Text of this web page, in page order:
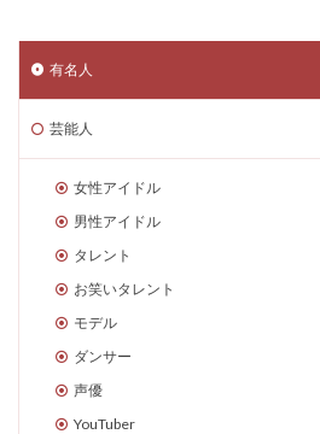
有名人
芸能人
女性アイドル
男性アイドル
タレント
お笑いタレント
モデル
ダンサー
声優
YouTuber